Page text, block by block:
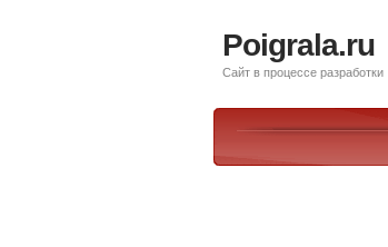
Poigrala.ru
Сайт в процессе разработки